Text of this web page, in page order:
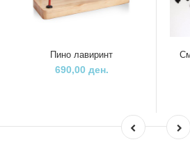
Пино лавиринт
690,00 ден.